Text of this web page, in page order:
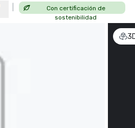
Con certificación de
sostenibilidad